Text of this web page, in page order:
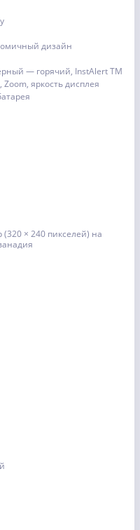
дизайн
— горячий, InstAlert TM
яркость дисплея
× 240 пикселей) на